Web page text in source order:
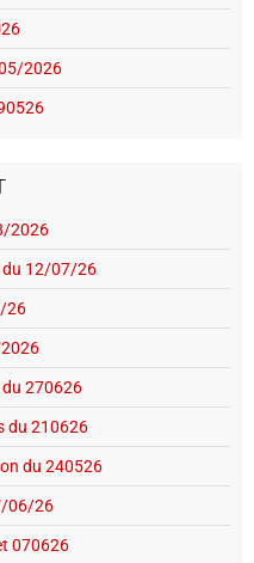
2026
2026
du 12/07/26
26
du 270626
du 210626
du 240526
06/26
070626